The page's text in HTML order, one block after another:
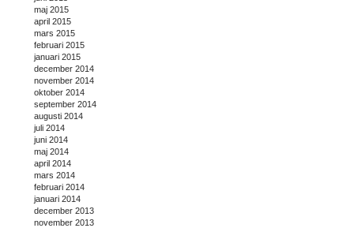
maj 2015
april 2015
mars 2015
februari 2015
januari 2015
december 2014
november 2014
oktober 2014
september 2014
augusti 2014
juli 2014
juni 2014
maj 2014
april 2014
mars 2014
februari 2014
januari 2014
december 2013
november 2013